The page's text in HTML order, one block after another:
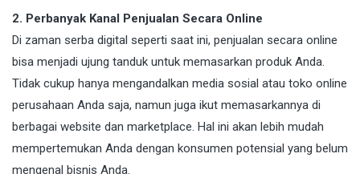
2. Perbanyak Kanal Penjualan Secara Online
Di zaman serba digital seperti saat ini, penjualan secara online
bisa menjadi ujung tanduk untuk memasarkan produk Anda.
Tidak cukup hanya mengandalkan media sosial atau toko online
perusahaan Anda saja, namun juga ikut memasarkannya di
berbagai website dan marketplace. Hal ini akan lebih mudah
mempertemukan Anda dengan konsumen potensial yang belum
mengenal bisnis Anda.